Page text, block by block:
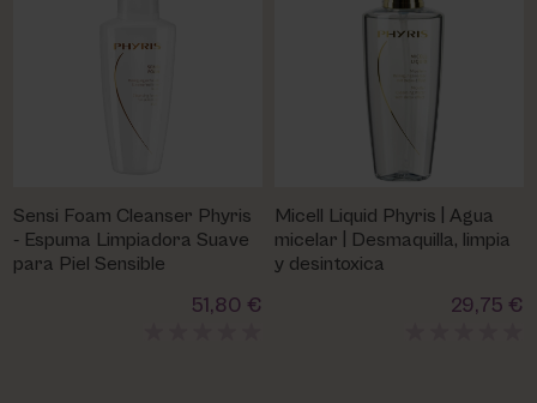
Sensi Foam Cleanser Phyris
- Espuma Limpiadora Suave
para Piel Sensible
51,80 €
Micell Liquid Phyris | Agua
micelar | Desmaquilla, limpia
y desintoxica
29,75 €